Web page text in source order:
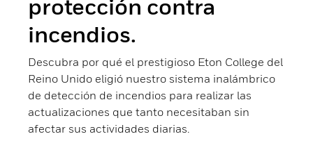
protección contra
incendios.
Descubra por qué el prestigioso Eton College del
Reino Unido eligió nuestro sistema inalámbrico
de detección de incendios para realizar las
actualizaciones que tanto necesitaban sin
afectar sus actividades diarias.